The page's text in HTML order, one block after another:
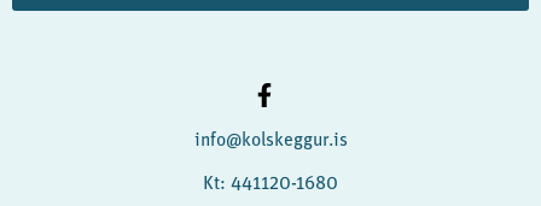
info@kolskeggur.is
Kt: 441120-1680